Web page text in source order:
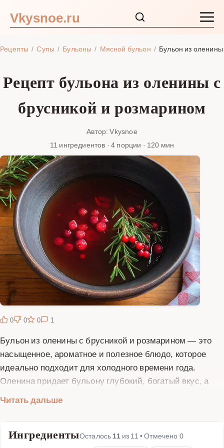
Vkysnoe.ru
Рецепты Супы Бульоны Мясной бульон Бульон из
Рецепт бульона из оленины с
брусникой и розмарином
Автор: Vkysnoe
11 ингредиентов · 4 порции · 120 мин
0 0 0 1
Бульон из оленины с брусникой и розмарином — это
насыщенное, ароматное и полезное блюдо, которое
идеально подходит для холодного времени года.
Оленина придает бульону глубокий, богатый вкус, а
Розмарин дополняет композицию своими хвойными
рецепт отлично подойдет для тех, кто ценит
Читать дальше
ИнгредиентыОсталось 11из 11 • Отмечено 0